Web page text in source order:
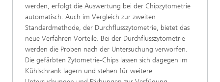
werden, erfolgt die Auswertung bei der Chipzytometrie
automatisch. Auch im Vergleich zur zweiten
Standardmethode, der Durchflusszytometrie, bietet das
neue Verfahren Vorteile. Bei der Durchflusszytometrie
werden die Proben nach der Untersuchung verworfen.
Die gefärbten Zytometrie-Chips lassen sich dagegen im
Kühlschrank lagern und stehen für weitere